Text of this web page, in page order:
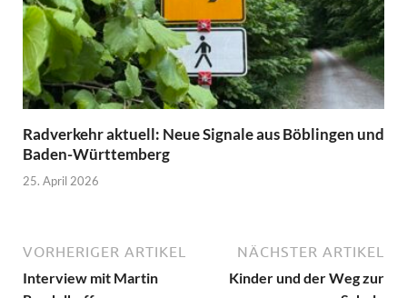
Radverkehr aktuell: Neue Signale aus Böblingen und
Baden-Württemberg
25. April 2026
VORHERIGER ARTIKEL
Interview mit Martin
NÄCHSTER ARTIKEL
Kinder und der Weg zur